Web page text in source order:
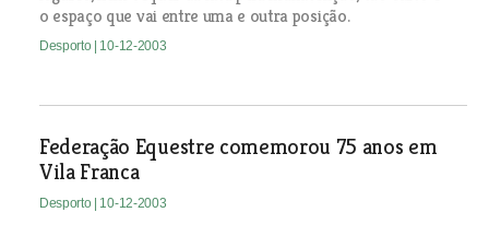
o espaço que vai entre uma e outra posição.
Desporto | 10-12-2003
Federação Equestre comemorou 75 anos em
Vila Franca
Desporto | 10-12-2003